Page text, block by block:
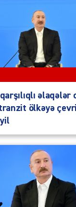
əlaqələr
ölkəyə